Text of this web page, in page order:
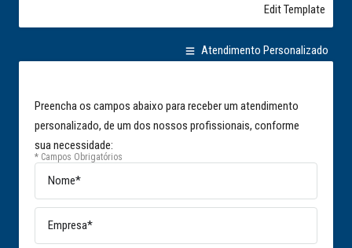
Edit Template
Atendimento Personalizado
Preencha os campos abaixo para receber um atendimento
personalizado, de um dos nossos profissionais, conforme
sua necessidade:
* Campos Obrigatórios